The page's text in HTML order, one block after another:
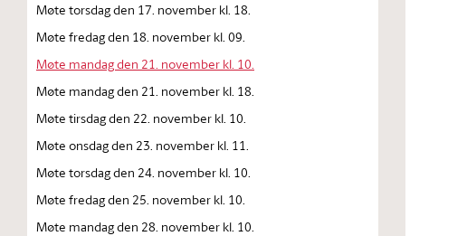
Møte torsdag den 17. november kl. 18.
Møte fredag den 18. november kl. 09.
Møte mandag den 21. november kl. 10.
Møte mandag den 21. november kl. 18.
Møte tirsdag den 22. november kl. 10.
Møte onsdag den 23. november kl. 11.
Møte torsdag den 24. november kl. 10.
Møte fredag den 25. november kl. 10.
Møte mandag den 28. november kl. 10.